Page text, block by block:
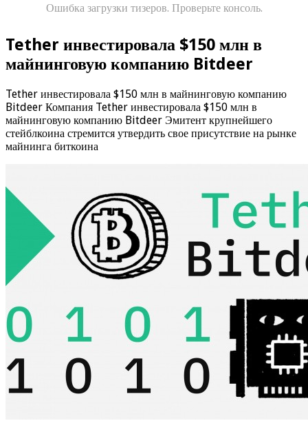
Ошибка загрузки тизеров. Проверьте консоль.
Tether инвестировала $150 млн в
майнинговую компанию Bitdeer
Tether инвестировала $150 млн в майнинговую компанию
Bitdeer Компания Tether инвестировала $150 млн в
майнинговую компанию Bitdeer Эмитент крупнейшего
стейблкоина стремится утвердить свое присутствие на рынке
майнинга биткоина